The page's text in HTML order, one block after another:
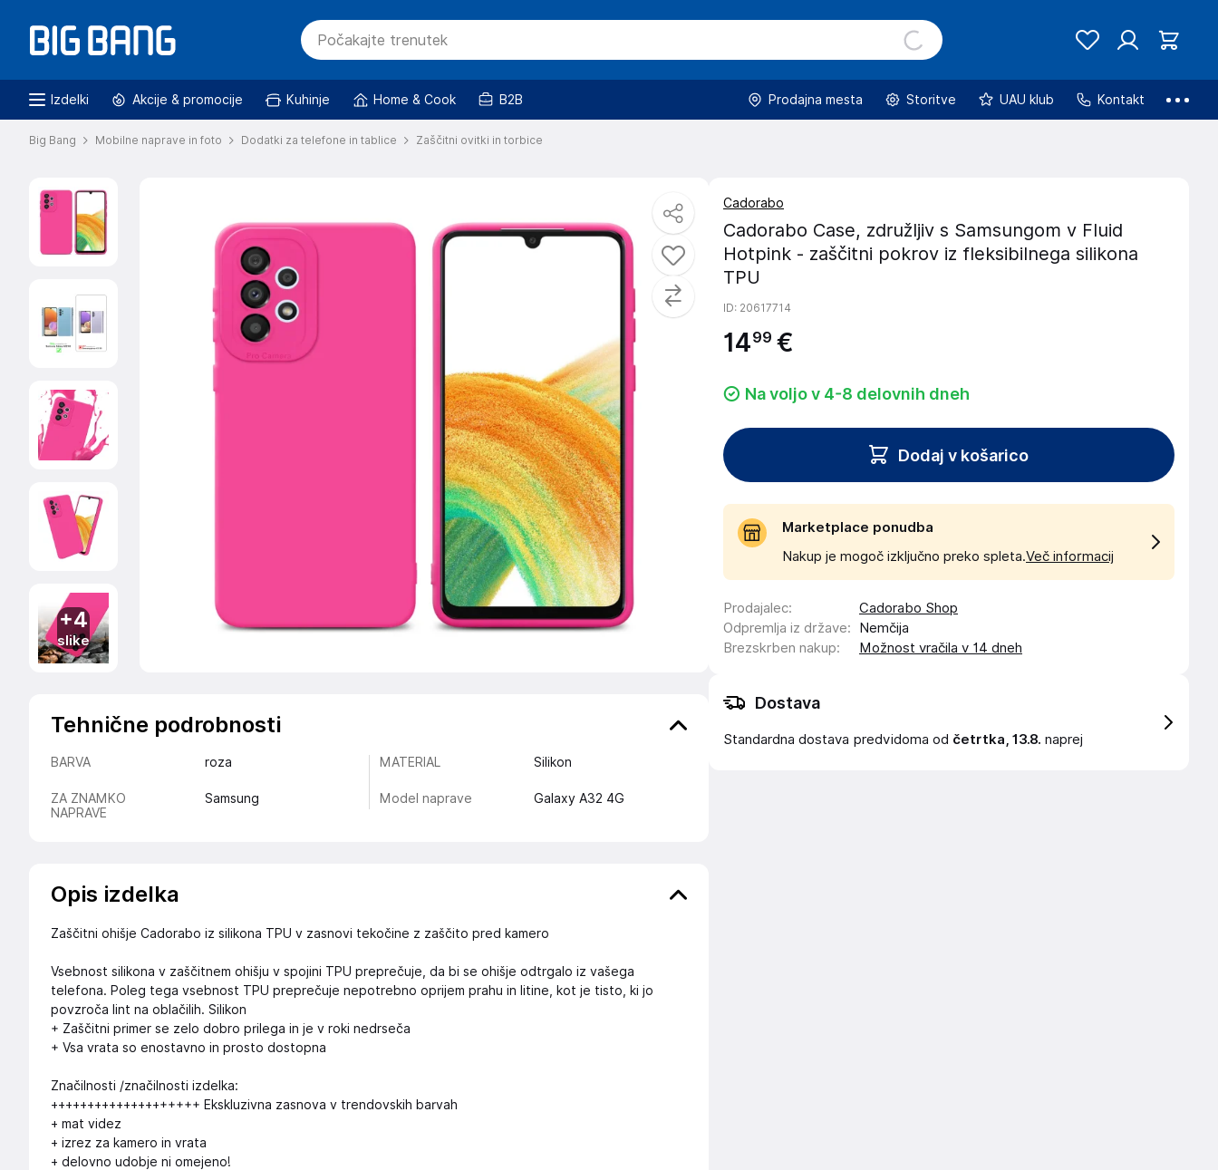
Izdelki Akcije & promocije Kuhinje Home & Cook B2B Prodajna mesta Storitve UAU klub Kontakt
Big Bang Mobilne naprave in foto Dodatki za telefone in tablice Zaščitni ovitki in torbice
+4
slike
Tehnične podrobnosti
BARVA roza MATERIAL Silikon
ZA ZNAMKO
NAPRAVE
Samsung Model naprave Galaxy A32 4G
Opis izdelka
Zaščitni ohišje Cadorabo iz silikona TPU v zasnovi tekočine z zaščito pred kamero
Vsebnost silikona v zaščitnem ohišju v spojini TPU preprečuje, da bi se ohišje odtrgalo iz vašega
telefona. Poleg tega vsebnost TPU preprečuje nepotrebno oprijem prahu in litine, kot je tisto, ki jo
povzroča lint na oblačilih. Silikon
+ Zaščitni primer se zelo dobro prilega in je v roki nedrseča
+ Vsa vrata so enostavno in prosto dostopna
Značilnosti /značilnosti izdelka:
++++++++++++++++++++ Ekskluzivna zasnova v trendovskih barvah
+ mat videz
+ izrez za kamero in vrata
+ delovno udobje ni omejeno!
Cadorabo
Cadorabo Case, združljiv s Samsungom v Fluid
Hotpink - zaščitni pokrov iz fleksibilnega silikona
TPU
ID: 20617714
1499 €
Na voljo v 4-8 delovnih dneh
Dodaj v košarico
Marketplace ponudba
Nakup je mogoč izključno preko spleta.Več informacij
Prodajalec:
Cadorabo Shop
Odpremlja iz države:
Nemčija
Brezskrben nakup: Možnost vračila v 14 dneh
Dostava
Standardna dostava predvidoma od četrtka, 13.8. naprej